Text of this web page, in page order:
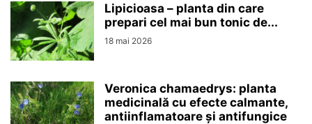
Lipicioasa – planta din care
prepari cel mai bun tonic de...
18 mai 2026
Veronica chamaedrys: planta
medicinală cu efecte calmante,
antiinflamatoare și antifungice